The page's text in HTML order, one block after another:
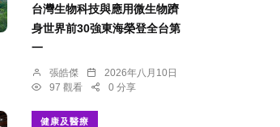
台灣生物科技與應用微生物躋
身世界前30強東海榮登全台第
一
張皓傑
2026年八月10日
97 觀看
0 分享
健康及醫療